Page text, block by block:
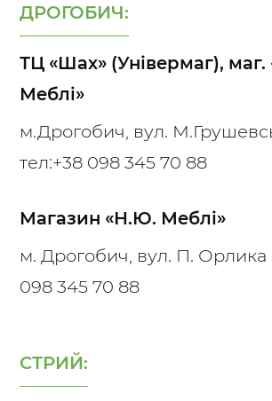
ДРОГОБИЧ:
ТЦ «Шах» (Універмаг),
Меблі»
м.Дрогобич, вул.
тел:+38 098 345 70 88
Магазин «Н.Ю. Меблі»
м. Дрогобич, вул. П. Орлика
098 345 70 88
СТРИЙ: